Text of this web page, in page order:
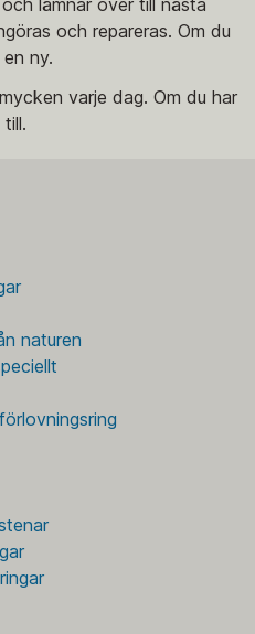
och repareras. Om du
ny.
varje dag. Om du har
naturen